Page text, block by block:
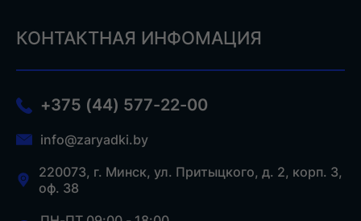
КОНТАКТНАЯ ИНФОМАЦИЯ
+375 (44) 577-22-00
info@zaryadki.by
220073, г. Минск, ул. Притыцкого, д. 2, корп. 3,
оф. 38